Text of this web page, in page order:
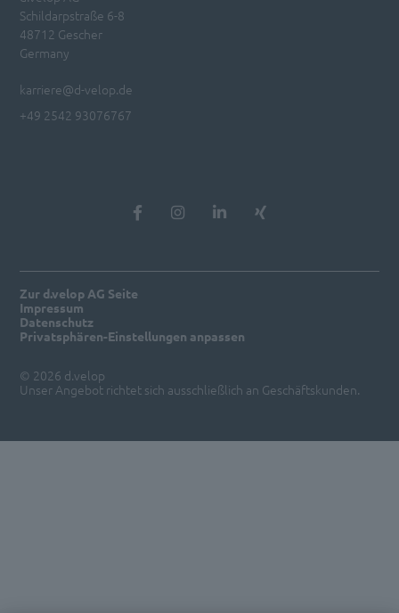
Schildarpstraße 6-8
48712 Gescher
Germany
karriere@d-velop.de
+49 2542 93076767
Zur d.velop AG Seite
Impressum
Datenschutz
Privatsphären-Einstellungen anpassen
© 2026 d.velop
Unser Angebot richtet sich ausschließlich an Geschäftskunden.